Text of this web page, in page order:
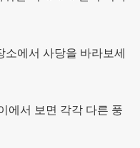
에서 사당을 바라보세
에서 보면 각각 다른 풍